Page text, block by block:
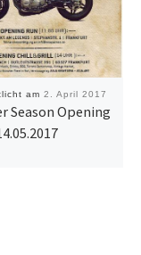
am 2. April 2017
Season Opening